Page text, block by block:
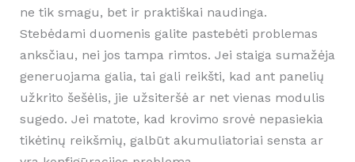
ne tik smagu, bet ir praktiškai naudinga.
Stebėdami duomenis galite pastebėti problemas
anksčiau, nei jos tampa rimtos. Jei staiga sumažėja
generuojama galia, tai gali reikšti, kad ant panelių
užkrito šešėlis, jie užsiteršė ar net vienas modulis
sugedo. Jei matote, kad krovimo srovė nepasiekia
tikėtinų reikšmių, galbūt akumuliatoriai sensta ar